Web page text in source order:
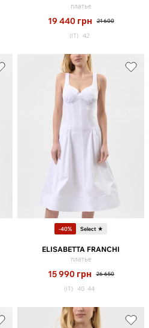
платье
19 440 грн 21 600
(IT) 42
-40% Select ★
ELISABETTA FRANCHI
платье
15 990 грн 26 650
(IT) 40 44